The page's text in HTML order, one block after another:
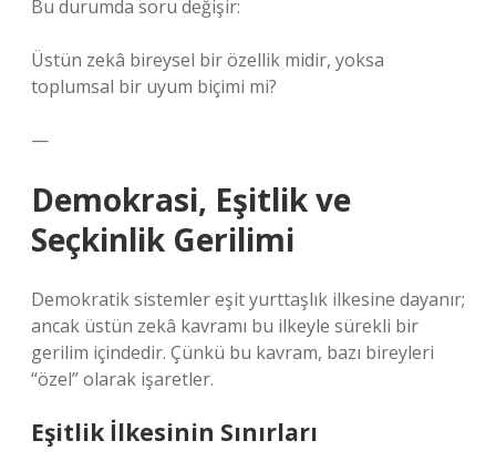
Bu durumda soru değişir:
Üstün zekâ bireysel bir özellik midir, yoksa
toplumsal bir uyum biçimi mi?
—
Demokrasi, Eşitlik ve
Seçkinlik Gerilimi
Demokratik sistemler eşit yurttaşlık ilkesine dayanır;
ancak üstün zekâ kavramı bu ilkeyle sürekli bir
gerilim içindedir. Çünkü bu kavram, bazı bireyleri
“özel” olarak işaretler.
Eşitlik İlkesinin Sınırları